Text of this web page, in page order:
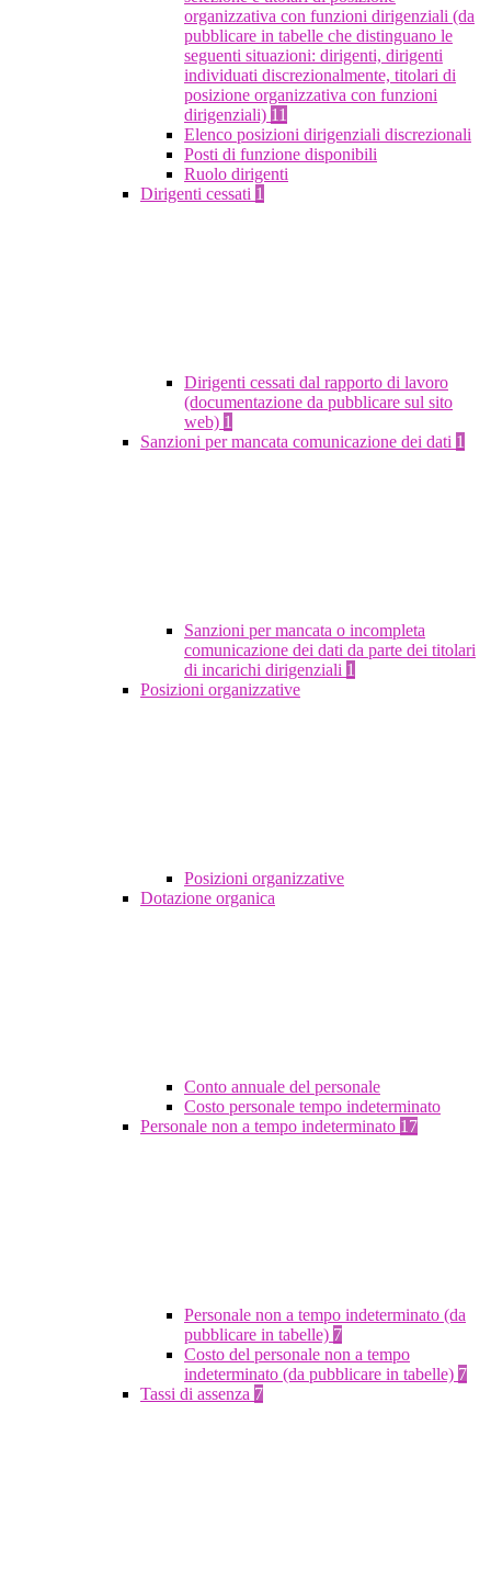
organizzativa con funzioni dirigenziali (da
pubblicare in tabelle che distinguano le
seguenti situazioni: dirigenti, dirigenti
individuati discrezionalmente, titolari di
posizione organizzativa con funzioni
dirigenziali) 11
Elenco posizioni dirigenziali discrezionali
Posti di funzione disponibili
Ruolo dirigenti
Dirigenti cessati 1
Dirigenti cessati dal rapporto di lavoro
(documentazione da pubblicare sul sito
web) 1
Sanzioni per mancata comunicazione dei dati 1
Sanzioni per mancata o incompleta
comunicazione dei dati da parte dei titolari
di incarichi dirigenziali 1
Posizioni organizzative
Posizioni organizzative
Dotazione organica
Conto annuale del personale
Costo personale tempo indeterminato
Personale non a tempo indeterminato 17
Personale non a tempo indeterminato (da
pubblicare in tabelle) 7
Costo del personale non a tempo
indeterminato (da pubblicare in tabelle) 7
Tassi di assenza 7